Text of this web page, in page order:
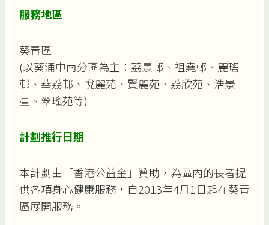
服務地區
葵青區
(以葵涌中南分區為主：荔景邨、祖堯邨、麗瑤
邨、華荔邨、悅麗苑、賢麗苑、荔欣苑、浩景
臺、翠瑤苑等)
計劃推行日期
本計劃由「香港公益金」贊助，為區內的長者提
供各項身心健康服務，自2013年4月1日起在葵青
區展開服務。